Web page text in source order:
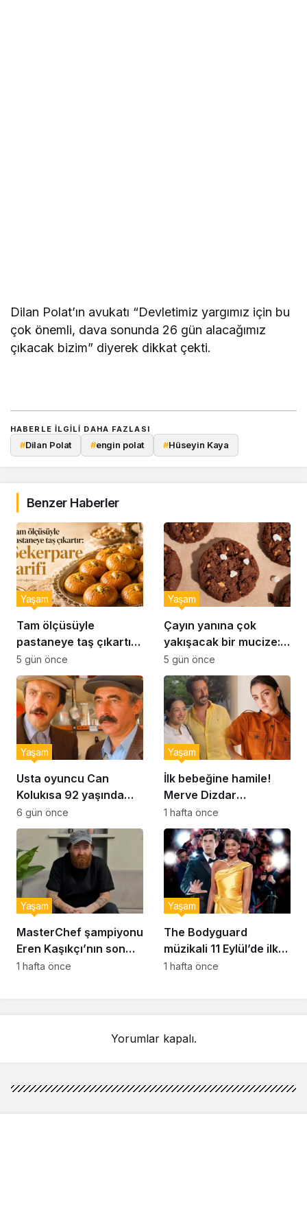
Dilan Polat’ın avukatı “Devletimiz yargımız için bu
çok önemli, dava sonunda 26 gün alacağımız
çıkacak bizim” diyerek dikkat çekti.
HABERLE ILGILI DAHA FAZLASI
#Dilan Polat #engin polat #Hüseyin Kaya
Benzer Haberler
Tam ölçüsüyle
pastaneye taş çıkartır:
Şekerpare tarifi
Yaşam
5 gün önce
Çayın yanına çok
yakışacak bir mucize:
Brownie tadında ıslak
kurabiye tarifi…
Yaşam
5 gün önce
Usta oyuncu Can
Kolukısa 92 yaşında
hayatını kaybetti
Yaşam
6 gün önce
İlk bebeğine hamile!
Merve Dizdar
sessizliğini bozdu: ‘İsim
bulmak çok zor’
Yaşam
1 hafta önce
MasterChef şampiyonu
Eren Kaşıkçı’nın son
anlarındaki kahreden
Yaşam
1 hafta önce
The Bodyguard
müzikali 11 Eylül’de ilk
kez Türkiye’de
Yaşam
1 hafta önce
Yorumlar kapalı.